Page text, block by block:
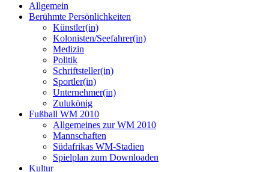
Allgemein
Berühmte Persönlichkeiten
Künstler(in)
Kolonisten/Seefahrer(in)
Medizin
Politik
Schriftsteller(in)
Sportler(in)
Unternehmer(in)
Zulukönig
Fußball WM 2010
Allgemeines zur WM 2010
Mannschaften
Südafrikas WM-Stadien
Spielplan zum Downloaden
Kultur